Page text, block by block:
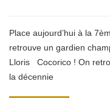
Place aujourd’hui à la
retrouve un gardien
Lloris Cocorico ! On
la décennie